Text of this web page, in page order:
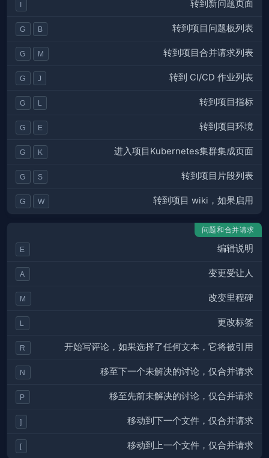
I 转到新问题页面
G B 转到项目问题板列表
G M 转到项目合并请求列表
G J 转到 CI/CD 作业列表
G L 转到项目指标
G E 转到项目环境
G K 进入项目Kubernetes集群集成页面
G S 转到项目片段列表
G W 转到项目 wiki，如果启用
问题和合并请求
E 编辑说明
A 变更受让人
M 改变里程碑
L 更改标签
R 开始写评论，如果选择了任何文本，它将被引用
N 移至下一个未解决的讨论，仅合并请求
P 移至先前未解决的讨论，仅合并请求
] 移动到下一个文件，仅合并请求
[ 移动到上一个文件，仅合并请求